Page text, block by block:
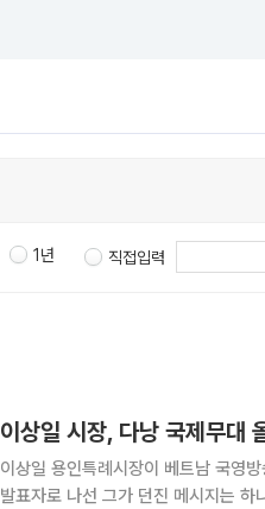
1년 직접입력
이상일 시장, 다낭 국제무대
이상일 용인특례시장이 베트남 국영
발표자로 나선 그가 던진 메시지는 하